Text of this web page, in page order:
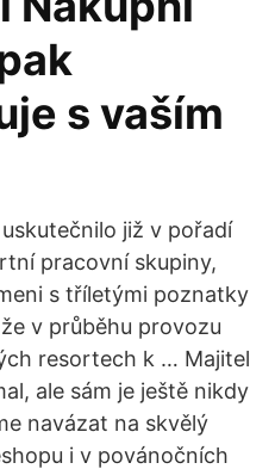
s vaším
již v pořadí
pracovní skupiny,
s tříletými poznatky
v průběhu provozu
resortech k … Majitel
ale sám je ještě nikdy
navázat na skvělý
i v povánočních